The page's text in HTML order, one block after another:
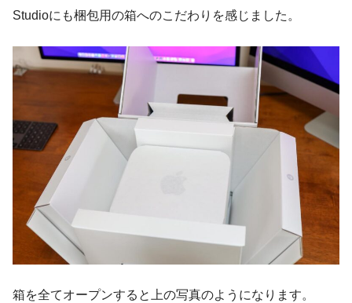
Studioにも梱包用の箱へのこだわりを感じました。
箱を全てオープンすると上の写真のようになります。